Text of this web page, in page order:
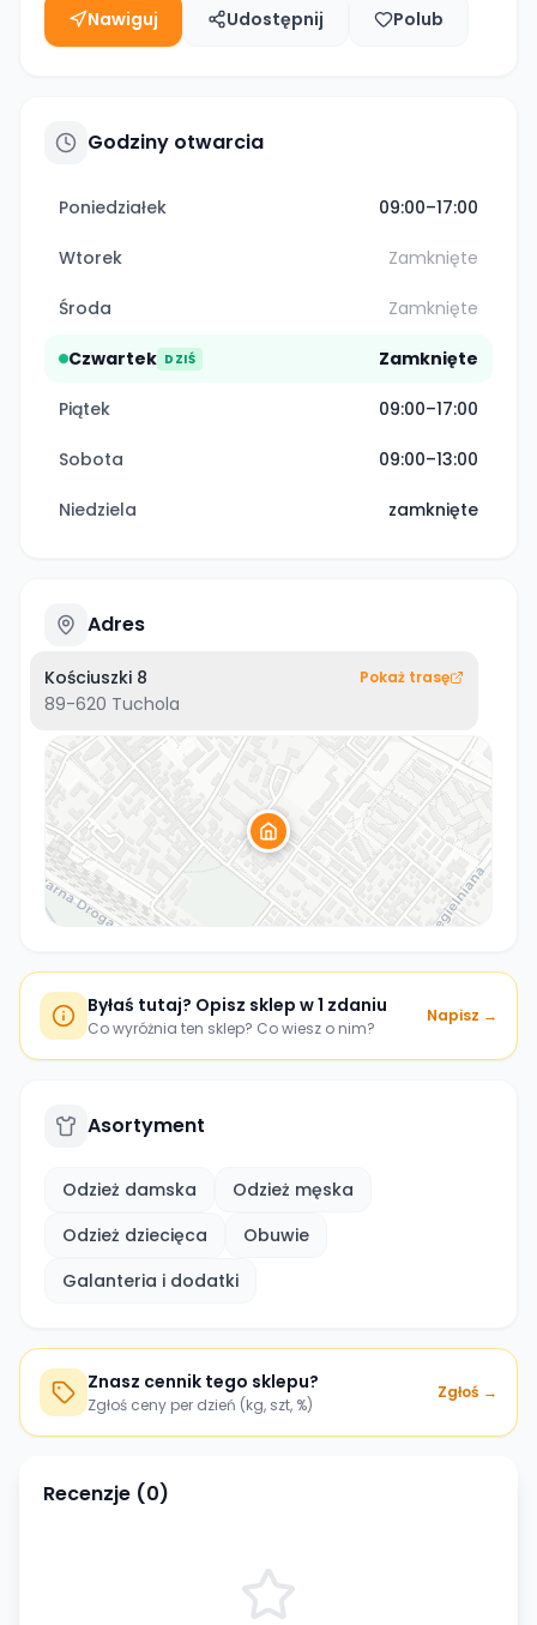
Nawiguj Udostępnij Polub
Godziny otwarcia
Poniedziałek 09:00–17:00
Wtorek Zamknięte
Środa Zamknięte
Czwartek DZIŚ Zamknięte
Piątek 09:00–17:00
Sobota 09:00–13:00
Niedziela zamknięte
Adres
Kościuszki 8
89-620 Tuchola
Pokaż trasę
Byłaś tutaj? Opisz sklep w 1 zdaniu
Co wyróżnia ten sklep? Co wiesz o nim?
Napisz →
Asortyment
Odzież damska
Odzież męska
Odzież dziecięca
Obuwie
Galanteria i dodatki
Znasz cennik tego sklepu?
Zgłoś ceny per dzień (kg, szt, %)
Zgłoś →
Recenzje (0)